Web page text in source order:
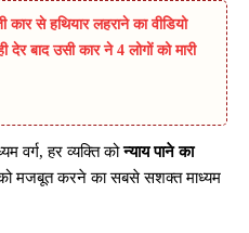
कार से हथियार लहराने का वीडियो
देर बाद उसी कार ने 4 लोगों को मारी
वर्ग, हर व्यक्ति कोन्याय पाने का
मजबूत करने का सबसे सशक्त माध्यम